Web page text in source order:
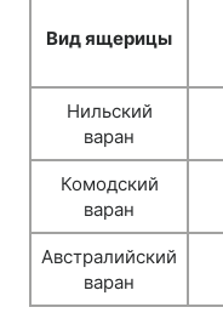
Вид ящерицы
Нильский
варан
Комодский
варан
Австралийский
варан